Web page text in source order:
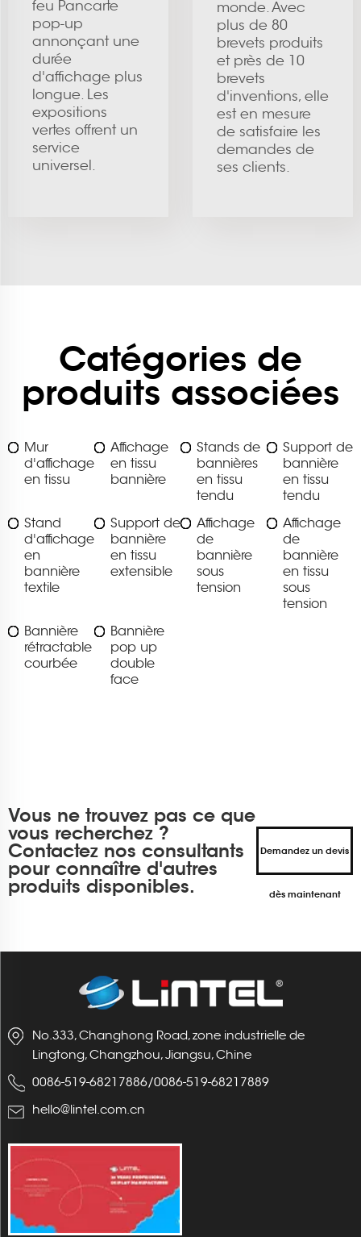
feu Pancarte
pop-up
annonçant une
durée
d'affichage plus
longue. Les
expositions
vertes offrent un
service
universel.
monde. Avec
plus de 80
brevets produits
et près de 10
brevets
d'inventions, elle
est en mesure
de satisfaire les
demandes de
ses clients.
Catégories de
produits associées
Mur
d'affichage
en tissu
Affichage
en tissu
bannière
Stands de
bannières
en tissu
tendu
Support de
bannière
en tissu
tendu
Stand
d'affichage
en
bannière
textile
Support de
bannière
en tissu
extensible
Affichage
de
bannière
sous
tension
Affichage
de
bannière
en tissu
sous
tension
Bannière
rétractable
courbée
Bannière
pop up
double
face
Vous ne trouvez pas ce que
vous recherchez ?
Contactez nos consultants
pour connaître d'autres
produits disponibles.
Demandez un devis
dès maintenant
No.333, Changhong Road, zone industrielle de
Lingtong, Changzhou, Jiangsu, Chine
0086-519-68217886/0086-519-68217889
hello@lintel.com.cn